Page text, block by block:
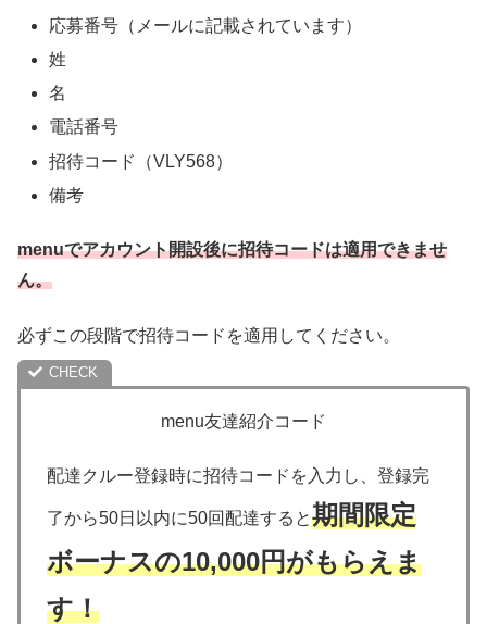
応募番号（メールに記載されています）
姓
名
電話番号
招待コード（VLY568）
備考
menuでアカウント開設後に招待コードは適用できませ
ん。
必ずこの段階で招待コードを適用してください。
menu友達紹介コード
配達クルー登録時に招待コードを入力し、登録完
了から50日以内に50回配達すると期間限定
ボーナスの10,000円がもらえま
す！